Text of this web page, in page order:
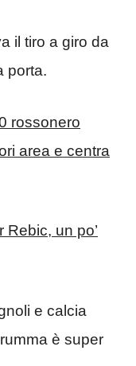
il tiro a giro da
porta.
rossonero
area e centra
Rebic, un po’
e calcia
è super